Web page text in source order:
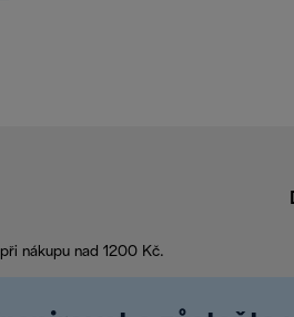
nákupu nad 1200 Kč.